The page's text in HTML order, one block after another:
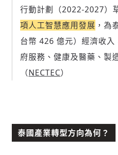
行動計劃（2022-2027）
項人工智慧應用發展 ，為
台幣 426 億元）經濟收
府服務、健康及醫藥、製
（NECTEC）
泰國產業轉型方向為何？